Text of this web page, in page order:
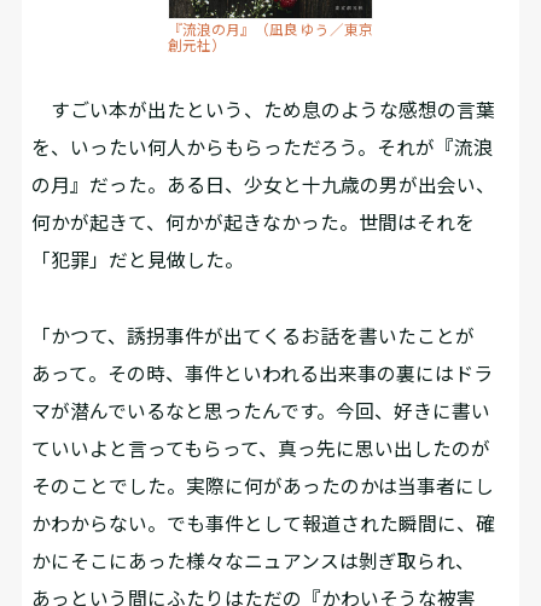
『流浪の月』（凪良 ゆう／東京
創元社）
すごい本が出たという、ため息のような感想の言葉
を、いったい何人からもらっただろう。それが『流浪
の月』だった。ある日、少女と十九歳の男が出会い、
何かが起きて、何かが起きなかった。世間はそれを
「犯罪」だと見做した。
「かつて、誘拐事件が出てくるお話を書いたことが
あって。その時、事件といわれる出来事の裏にはドラ
マが潜んでいるなと思ったんです。今回、好きに書い
ていいよと言ってもらって、真っ先に思い出したのが
そのことでした。実際に何があったのかは当事者にし
かわからない。でも事件として報道された瞬間に、確
かにそこにあった様々なニュアンスは剝ぎ取られ、
あっという間にふたりはただの『かわいそうな被害